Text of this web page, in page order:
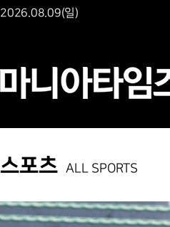
2026.08.09(일)
스포츠 ALL SPORTS